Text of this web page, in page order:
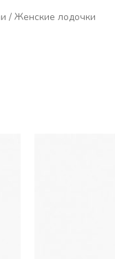
/ Женские лодочки